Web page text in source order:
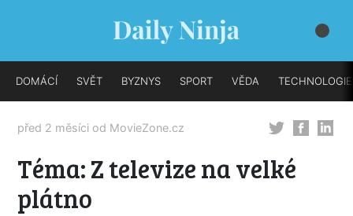
DOMÁCÍ SVĚT BYZNYS SPORT VĚDA TECHNOLOGIE
před 2 měsíci od MovieZone.cz
Téma: Z televize na velké
plátno